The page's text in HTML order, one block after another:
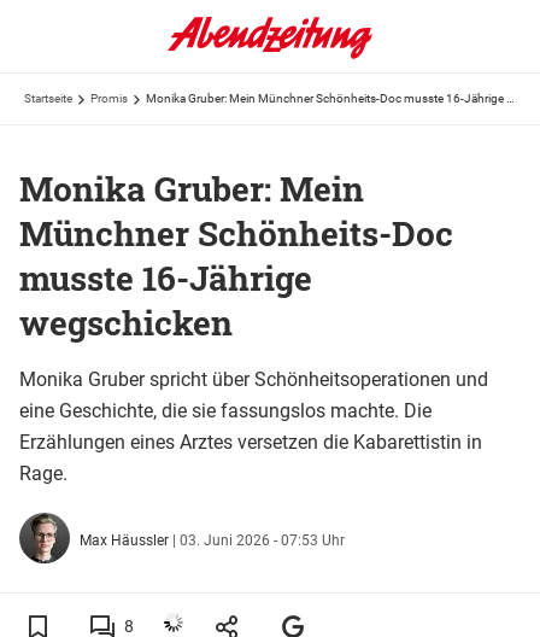
Startseite Promis
Monika Gruber: Mein
Münchner Schönheits-Doc
musste 16-Jährige
wegschicken
Monika Gruber spricht über Schönheitsoperationen und
eine Geschichte, die sie fassungslos machte. Die
Erzählungen eines Arztes versetzen die Kabarettistin in
Rage.
Max Häussler | 03. Juni 2026 - 07:53 Uhr
8